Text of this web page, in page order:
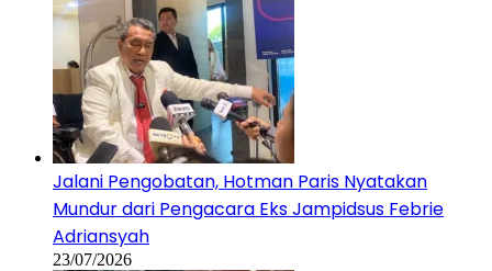
Jalani Pengobatan, Hotman Paris Nyatakan
Mundur dari Pengacara Eks Jampidsus Febrie
Adriansyah
23/07/2026